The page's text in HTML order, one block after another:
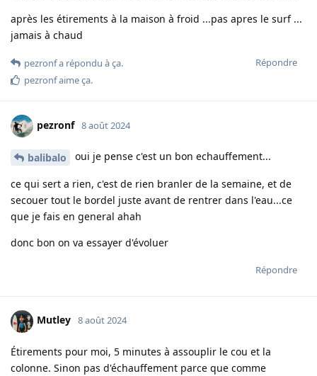
après les étirements à la maison à froid ...pas apres le surf ...
jamais à chaud
Répondre
pezronfa répondu à ça.
pezronfaime ça.
pezronf 8 août 2024
balibalo oui je pense c'est un bon echauffement...
ce qui sert a rien, c'est de rien branler de la semaine, et de
secouer tout le bordel juste avant de rentrer dans l'eau...ce
que je fais en general ahah
donc bon on va essayer d'évoluer
Répondre
Mutley 8 août 2024
Étirements pour moi, 5 minutes à assouplir le cou et la
colonne. Sinon pas d'échauffement parce que comme